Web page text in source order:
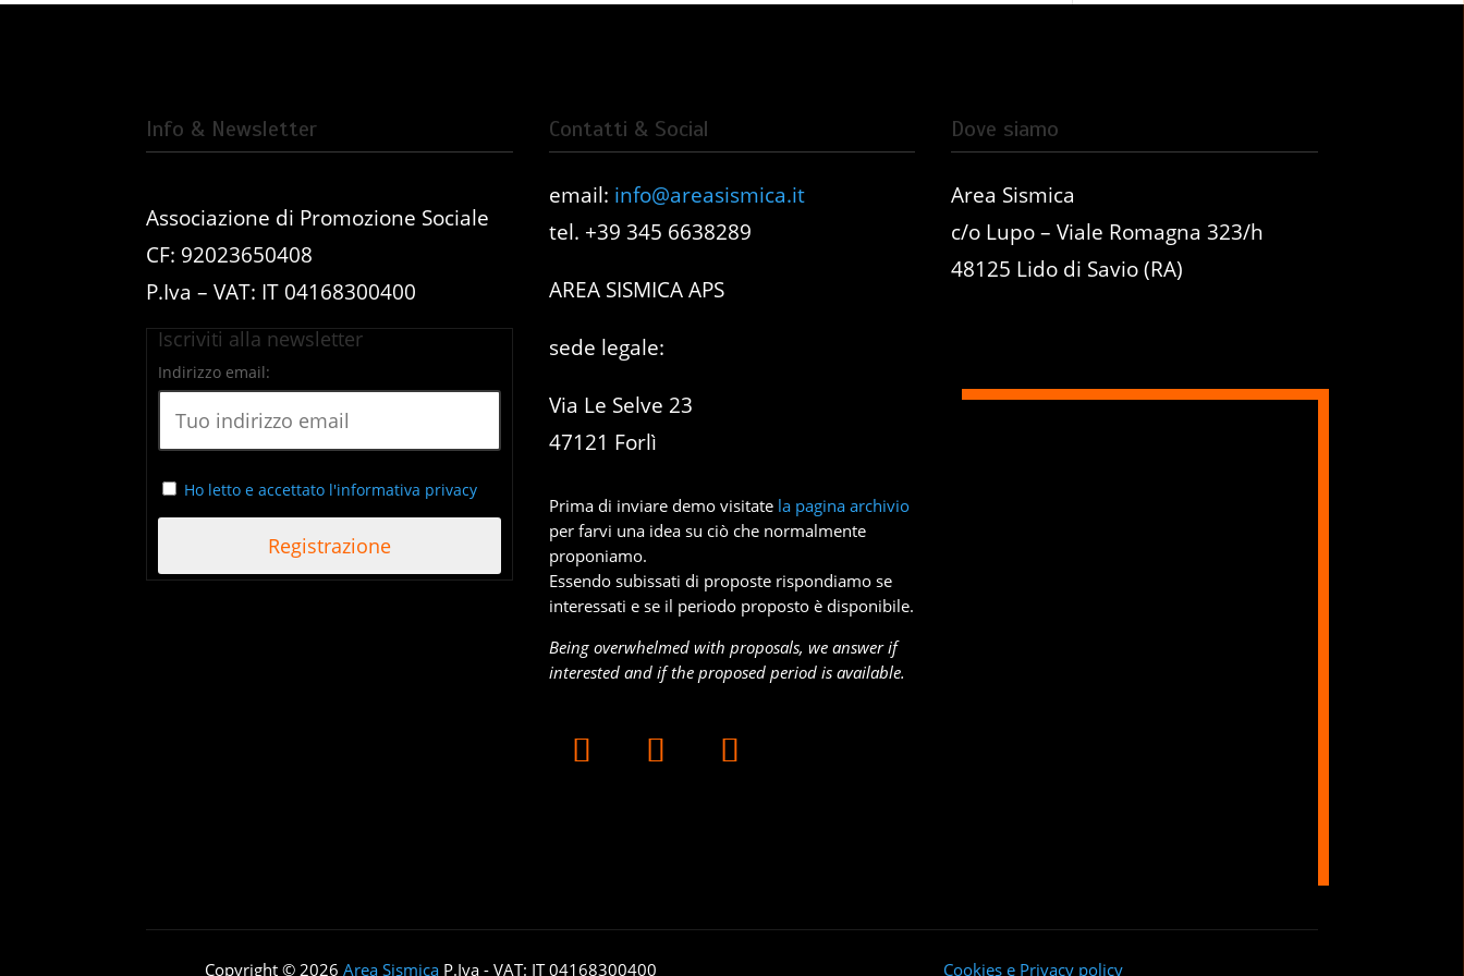
Info & Newsletter
Associazione di Promozione Sociale
CF: 92023650408
P.Iva – VAT: IT 04168300400
Iscriviti alla newsletter
Indirizzo email:
Ho letto e accettato l'informativa privacy
Contatti & Social
email: info@areasismica.it
tel. +39 345 6638289
AREA SISMICA APS
sede legale:
Via Le Selve 23
47121 Forlì
Prima di inviare demo visitate la pagina archivio
per farvi una idea su ciò che normalmente
proponiamo.
Essendo subissati di proposte rispondiamo se
interessati e se il periodo proposto è disponibile.
Being overwhelmed with proposals, we answer if
interested and if the proposed period is available.
Dove siamo
Area Sismica
c/o Lupo – Viale Romagna 323/h
48125 Lido di Savio (RA)
Copyright © 2026 Area SismicaP.Iva - VAT: IT 04168300400 Cookies e Privacy policy